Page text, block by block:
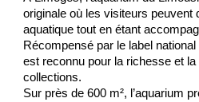
originale où les visiteurs peuvent
aquatique tout en étant
Récompensé par le label
est reconnu pour la richesse et
collections.
Sur près de 600 m², l’aquarium